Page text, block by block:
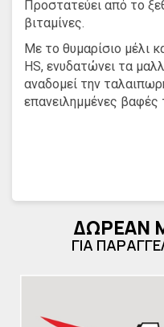
Προστατεύει από το
βιταμίνες.
Με το θυμαρίσιο μέλι
HS, ενυδατώνει τα
αναδομεί την
επανειλημμένες βαφές
ΔΩΡΕΑΝ
ΓΙΑ